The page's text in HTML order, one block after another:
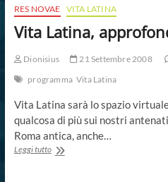
ricette
di
Apicio
RES NOVAE VITA LATINA
Vita Latina,
Dionisius 21 Settembre 2008
programma Vita Latina
Vita Latina sarà lo spazio
qualcosa di più sui nostri
Roma antica, anche…
Leggi tuttoVita